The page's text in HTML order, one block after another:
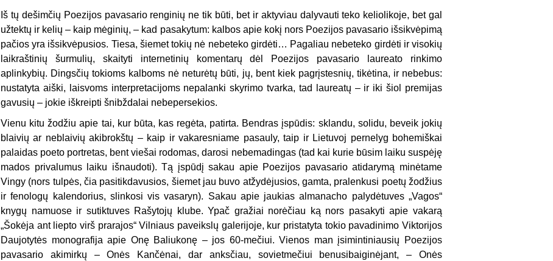
Iš tų dešimčių Poezijos pavasario renginių ne tik būti, bet ir aktyviau dalyvauti teko keliolikoje, bet gal
užtektų ir kelių – kaip mėginių, – kad pasakytum: kalbos apie kokį nors Poezijos pavasario išsikvėpimą
pačios yra išsikvėpusios. Tiesa, šiemet tokių nė nebeteko girdėti… Pagaliau nebeteko girdėti ir visokių
laikraštinių šurmulių, skaityti internetinių komentarų dėl Poezijos pavasario laureato rinkimo
aplinkybių. Dingsčių tokioms kalboms nė neturėtų būti, jų, bent kiek pagrįstesnių, tikėtina, ir nebebus:
nustatyta aiški, laisvoms interpretacijoms nepalanki skyrimo tvarka, tad laureatų – ir iki šiol premijas
gavusių – jokie iškreipti šnibždalai nebepersekios.
Vienu kitu žodžiu apie tai, kur būta, kas regėta, patirta. Bendras įspūdis: sklandu, solidu, beveik jokių
blaivių ar neblaivių akibrokštų – kaip ir vakaresniame pasauly, taip ir Lietuvoj pernelyg bohemiškai
palaidas poeto portretas, bent viešai rodomas, darosi nebemadingas (tad kai kurie būsim laiku suspėję
mados privalumus laiku išnaudoti). Tą įspūdį sakau apie Poezijos pavasario atidarymą minėtame
Vingy (nors tulpės, čia pasitikdavusios, šiemet jau buvo atžydėjusios, gamta, pralenkusi poetų žodžius
ir fenologų kalendorius, slinkosi vis vasaryn). Sakau apie jaukias almanacho palydėtuves „Vagos“
knygų namuose ir sutiktuves Rašytojų klube. Ypač gražiai norėčiau ką nors pasakyti apie vakarą
„Šokėja ant liepto virš prarajos“ Vilniaus paveikslų galerijoje, kur pristatyta tokio pavadinimo Viktorijos
Daujotytės monografija apie Onę Baliukonę – jos 60-mečiui. Vienos man įsimintiniausių Poezijos
pavasario akimirkų – Onės Kančėnai, dar anksčiau, sovietmečiui benusibaiginėjant, – Onės